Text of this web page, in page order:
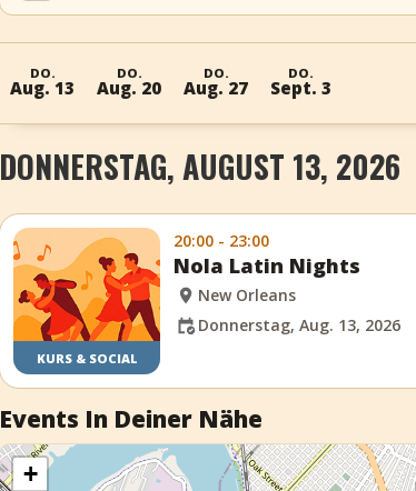
DO.
Aug. 13
DO.
Aug. 20
DO.
Aug. 27
DO.
Sept. 3
DONNERSTAG, AUGUST 13, 2026
KURS & SOCIAL
20:00 - 23:00
Nola Latin Nights
New Orleans
Donnerstag, Aug. 13, 2026
Events In Deiner Nähe
+